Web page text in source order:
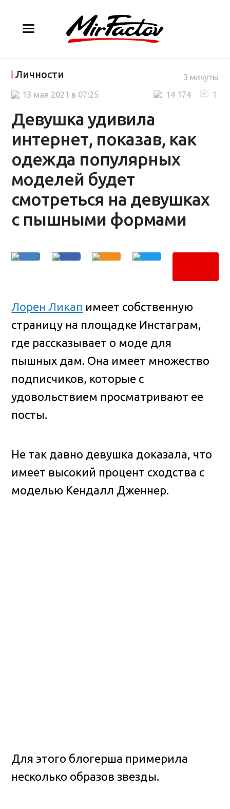
Личности
Девушка удивила
интернет, показав, как
одежда популярных
моделей будет
смотреться на девушках
с пышными формами
3 минуты
1
14 174
13 мая 2021 в 07:25
Лорен Ликап имеет собственную
страницу на площадке Инстаграм,
где рассказывает о моде для
пышных дам. Она имеет множество
подписчиков, которые с
удовольствием просматривают ее
посты.
Не так давно девушка доказала, что
имеет высокий процент сходства с
моделью Кендалл Дженнер.
Для этого блогерша примерила
несколько образов звезды.